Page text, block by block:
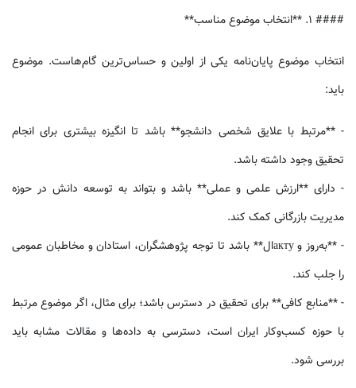
#### 1. **انتخاب موضوع مناسب**
انتخاب موضوع پایان‌نامه یکی از اولین و حساس‌ترین گام‌هاست. موضوع
باید:
- **مرتبط با علایق شخصی دانشجو** باشد تا انگیزه بیشتری برای انجام
تحقیق وجود داشته باشد.
- دارای **ارزش علمی و عملی** باشد و بتواند به توسعه دانش در حوزه
مدیریت بازرگانی کمک کند.
- **به‌روز و актуال** باشد تا توجه پژوهشگران، استادان و مخاطبان عمومی
را جلب کند.
- **منابع کافی** برای تحقیق در دسترس باشد؛ برای مثال، اگر موضوع مرتبط
با حوزه کسب‌وکار ایران است، دسترسی به داده‌ها و مقالات مشابه باید
بررسی شود.